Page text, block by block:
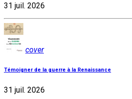
31 juil. 2026
cover
Témoigner de la guerre à la Renaissance
31 juil. 2026